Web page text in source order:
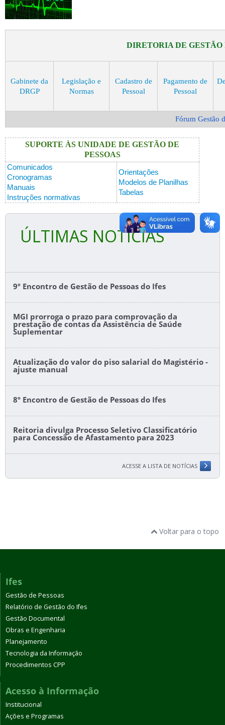
DIRETORIA DE GESTÃO
Gabinete da
DRGP
Legislação e
Normas
Cadastro de
Pessoal
Pagamento de
Pessoal
Fórum Gestão
SUPORTE ÀS UNIDADE DE GESTÃO DE
PESSOAS
Comunicados
Cronogramas
Manuais
Instruções normativas
Orientações
Modelos de Planilhas
Tabelas
ÚLTIMAS NOTÍCIAS
9º Encontro de Gestão de Pessoas do Ifes
MGI prorroga o prazo para comprovação da
prestação de contas da Assistência de Saúde
Suplementar
Atualização do valor do piso salarial do Magistério -
ajuste manual
8º Encontro de Gestão de Pessoas do Ifes
Reitoria divulga Processo Seletivo Classificatório
para Concessão de Afastamento para 2023
ACESSE A LISTA DE NOTÍCIAS
Voltar para o topo
Ifes
Gestão de Pessoas
Relatório de Gestão do Ifes
Gestão Documental
Obras e Engenharia
Planejamento
Tecnologia da Informação
Procedimentos CPP
Acesso à Informação
Institucional
Ações e Programas